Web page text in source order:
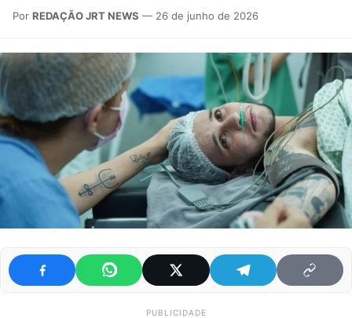
Por REDAÇÃO JRT NEWS — 26 de junho de 2026
PUBLICIDADE